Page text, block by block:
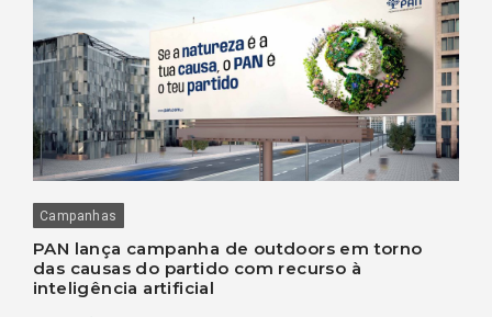
Campanhas
PAN lança campanha de outdoors em torno
das causas do partido com recurso à
inteligência artificial